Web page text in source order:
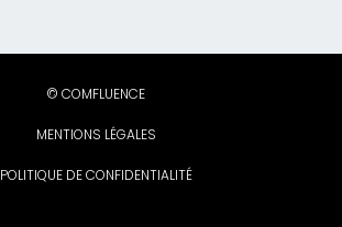
© COMFLUENCE
MENTIONS LÉGALES
POLITIQUE DE CONFIDENTIALITÉ